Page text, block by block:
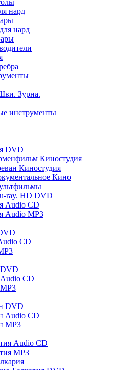
нард
нард
Зурна.
инструменты
DVD
Киностудия
Киностудия
Кино
ray. HD DVD
Audio CD
Audio MP3
CD
CD
DVD
Audio CD
MP3
Audio CD
MP3